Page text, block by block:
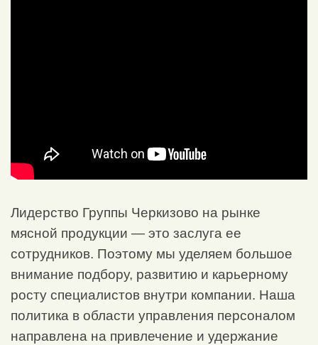
Лидерство Группы Черкизово на рынке
мясной продукции — это заслуга ее
сотрудников. Поэтому мы уделяем большое
внимание подбору, развитию и карьерному
росту специалистов внутри компании. Наша
политика в области управления персоналом
направлена на привлечение и удержание